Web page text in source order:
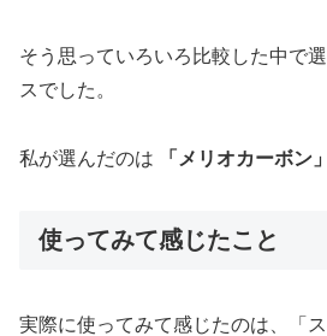
そう思っていろいろ比較した中で
スでした。
私が選んだのは 「メリオカーボン」
使ってみて感じたこと
実際に使ってみて感じたのは、「